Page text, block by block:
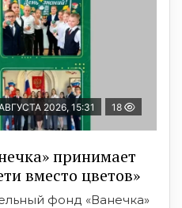
2026, 15:31 18
принимает
вместо цветов»
фонд «Ванечка»